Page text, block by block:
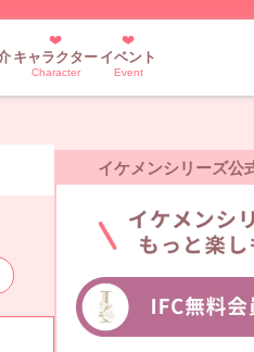
キャラクター
Character
イベント
Event
イケメンシリーズ公